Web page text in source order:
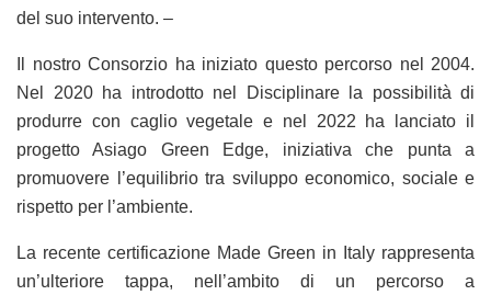
del suo intervento. –
Il nostro Consorzio ha iniziato questo percorso nel 2004.
Nel 2020 ha introdotto nel Disciplinare la possibilità di
produrre con caglio vegetale e nel 2022 ha lanciato il
progetto Asiago Green Edge, iniziativa che punta a
promuovere l’equilibrio tra sviluppo economico, sociale e
rispetto per l’ambiente.
La recente certificazione Made Green in Italy rappresenta
un’ulteriore tappa, nell’ambito di un percorso a